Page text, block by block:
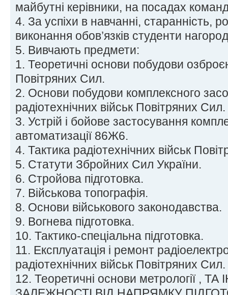
майбутні керівники, на посадах
4. За успіхи в навчанні, старанність,
виконання обов’язків студенти
5. Вивчають предмети:
1. Теоретичні основи побудови
Повітряних Сил.
2. Основи побудови комплексного
радіотехнічних військ Повітряних Сил.
3. Устрій і бойове застосування
автоматизації 86Ж6.
4. Тактика радіотехнічних військ
5. Статути Збройних Сил України.
6. Стройова підготовка.
7. Військова топографія.
8. Основи військового законодавства.
9. Вогнева підготовка.
10. Тактико-спеціальна підготовка.
11. Експлуатація і ремонт
радіотехнічних військ Повітряних Сил.
12. Теоретичні основи метрології , ТА